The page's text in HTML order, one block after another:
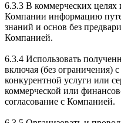
6.3.3 В коммерческих целях
Компании информацию
знаний и основ без
Компанией.
6.3.4 Использовать
включая (без ограничения)
конкурентной услуги или
коммерческой или
согласование с Компанией.